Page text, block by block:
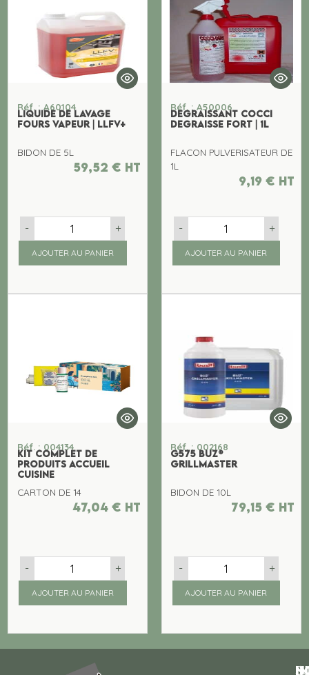
Réf. : A60104
LIQUIDE DE LAVAGE
FOURS VAPEUR | LLFV+
BIDON DE 5L
59,52 € ht
- +
AJOUTER AU PANIER
Réf. : A50006
DEGRAISSANT COCCI
DEGRAISSE FORT | 1L
FLACON PULVERISATEUR DE
1L
9,19 € ht
- +
AJOUTER AU PANIER
Réf. : 004134
KIT COMPLET DE
PRODUITS ACCUEIL
CUISINE
CARTON DE 14
47,04 € ht
- +
AJOUTER AU PANIER
Réf. : 002168
G575 BUZ®
GRILLMASTER
BIDON DE 10L
79,15 € ht
- +
AJOUTER AU PANIER